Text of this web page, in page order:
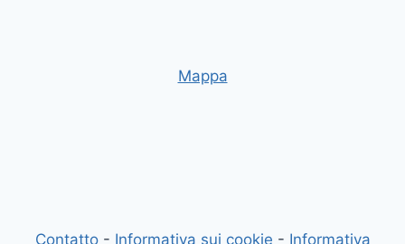
Mappa
Contatto- Informativa sui cookie - Informativa